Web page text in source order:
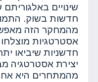
שינויים
חדשות בשוק.
מהמחקר הזה
אסטרטגיות
חדשניות שיביאו
יצירת אסטרטגיה
מהמתחרים היא